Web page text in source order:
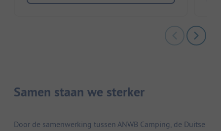
Samen staan we sterker
Door de samenwerking tussen ANWB Camping, de Duitse